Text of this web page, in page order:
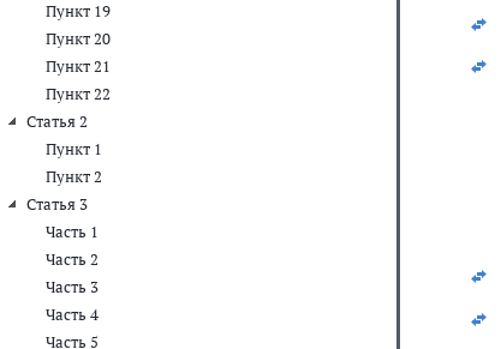
Пункт 19
Пункт 20
Пункт 21
Пункт 22
Статья 2
Пункт 1
Пункт 2
Статья 3
Часть 1
Часть 2
Часть 3
Часть 4
Часть 5